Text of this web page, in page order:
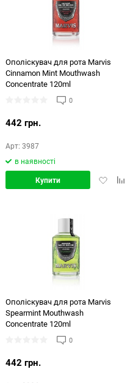
Ополіскувач для рота Marvis
Cinnamon Mint Mouthwash
Concentrate 120ml
0
442 грн.
Арт: 3987
в наявності
Додати
Купити
Ополіскувач для рота Marvis
Spearmint Mouthwash
Concentrate 120ml
0
442 грн.